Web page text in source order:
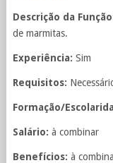
Descrição da
de marmitas.
Experiência: Sim
Requisitos:
Formação/
Salário: à combinar
Benefícios: à